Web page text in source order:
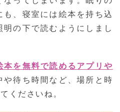
も、寝室には絵本を持ち込
の下で読むようにしまし
本を無料で読めるアプリや
や待ち時間など、場所と時
くださいね。